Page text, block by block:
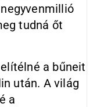
tudná őt
a bűneit
után. A világ
a